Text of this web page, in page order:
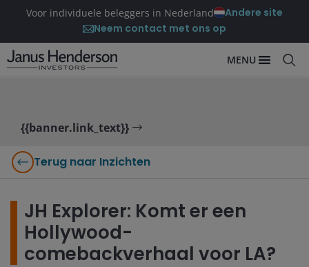
Voor individuele beleggers in Nederland
Andere site
Neem contact met ons op
MENU
{{banner.link_text}}
Terug naar Inzichten
JH Explorer: Komt er een
Hollywood-
comebackverhaal voor LA?